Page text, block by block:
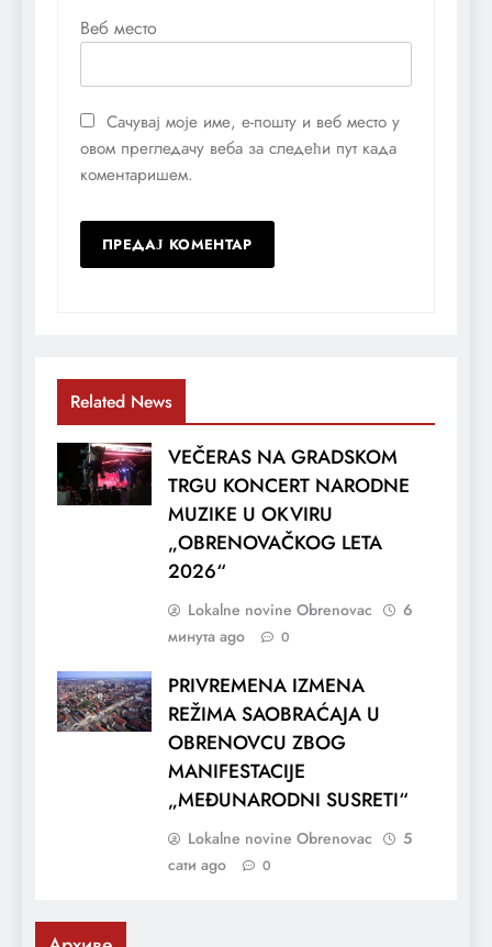
Веб место
Сачувај моје име, е-пошту и веб место у
овом прегледачу веба за следећи пут када
коментаришем.
Related News
VEČERAS NA GRADSKOM
TRGU KONCERT NARODNE
MUZIKE U OKVIRU
„OBRENOVAČKOG LETA
2026“
Lokalne novine Obrenovac
6
минута ago
0
PRIVREMENA IZMENA
REŽIMA SAOBRAĆAJA U
OBRENOVCU ZBOG
MANIFESTACIJE
„MEĐUNARODNI SUSRETI“
Lokalne novine Obrenovac
5
сати ago
0